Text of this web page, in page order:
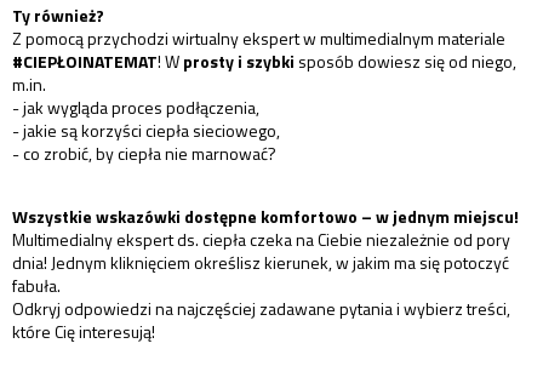
Ty również?
Z pomocą przychodzi wirtualny ekspert w multimedialnym materiale
#CIEPŁOINATEMAT! Wprosty i szybki sposób dowiesz się od niego,
m.in.
- jak wygląda proces podłączenia,
- jakie są korzyści ciepła sieciowego,
- co zrobić, by ciepła nie marnować?
Wszystkie wskazówki dostępne komfortowo – w jednym miejscu!
Multimedialny ekspert ds. ciepła czeka na Ciebie niezależnie od pory
dnia! Jednym kliknięciem określisz kierunek, w jakim ma się potoczyć
fabuła.
Odkryj odpowiedzi na najczęściej zadawane pytania i wybierz treści,
które Cię interesują!